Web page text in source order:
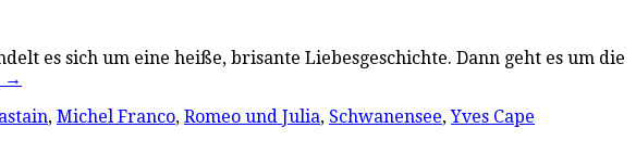
es sich um eine heiße, brisante Liebesgeschichte. Dann geht es um die
→
, Michel Franco, Romeo und Julia, Schwanensee,Yves Cape